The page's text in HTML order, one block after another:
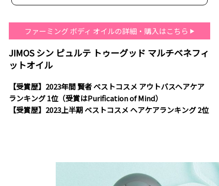
ファーミング ボディ オイルの詳細・購入はこちら
JIMOS シン ピュルテ トゥーグッド マルチベネフィ
ットオイル
【受賞歴】2023年間 賢者 ベストコスメ アウトバスヘアケア
ランキング 1位（受賞はPurification of Mind）
【受賞歴】2023上半期 ベストコスメ ヘアケアランキング 2位